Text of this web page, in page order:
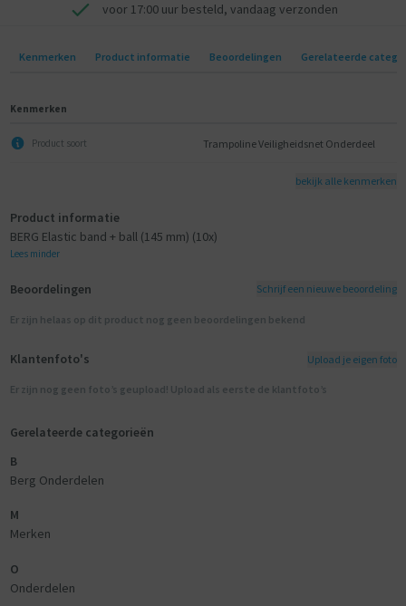
voor 17:00 uur besteld, vandaag verzonden
Kenmerken Product informatie Beoordelingen Gerelateerde
Kenmerken
Product soort Trampoline Veiligheidsnet Onderdeel
bekijk alle kenmerken
Product informatie
BERG Elastic band + ball (145 mm) (10x)
Lees minder
Beoordelingen Schrijf een nieuwe beoordeling
Er zijn helaas op dit product nog geen beoordelingen bekend
Klantenfoto's Upload je eigen foto
Er zijn nog geen foto’s geupload! Upload als eerste de klantfoto’s
Gerelateerde categorieën
B
Berg Onderdelen
M
Merken
O
Onderdelen